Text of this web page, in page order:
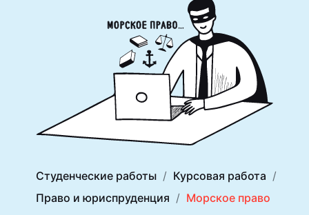
Студенческие работы
Курсовая работа
Право и юриспруденция
Морское право